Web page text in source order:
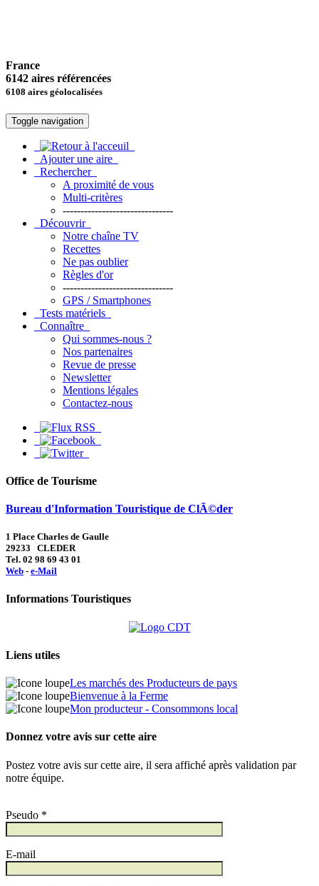
France
6142 aires référencées
6108 aires géolocalisées
Toggle navigation
Ajouter une aire
Rechercher
A proximité de vous
Multi-critères
-------------------------------
Découvrir
Notre chaîne TV
Recettes
Ne pas oublier
Règles d'or
-------------------------------
GPS / Smartphones
Tests matériels
Connaître
Qui sommes-nous ?
Nos partenaires
Revue de presse
Newsletter
Mentions légales
Contactez-nous
Office de Tourisme
Bureau d'Information Touristique de ClÃ©der
1 Place Charles de Gaulle
29233 CLEDER
Tel. 02 98 69 43 01
Web - e-Mail
Informations Touristiques
Liens utiles
Les marchés des Producteurs de pays
Bienvenue à la Ferme
Mon producteur - Consommons local
Donnez votre avis sur cette aire
Postez votre avis sur cette aire, il sera affiché après validation par
notre équipe.
Pseudo *
E-mail